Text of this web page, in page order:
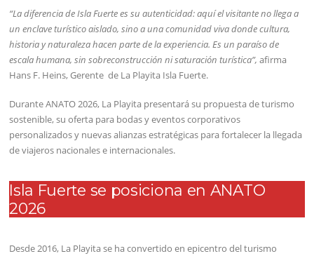
“La diferencia de Isla Fuerte es su autenticidad: aquí el visitante no llega a
un enclave turístico aislado, sino a una comunidad viva donde cultura,
historia y naturaleza hacen parte de la experiencia. Es un paraíso de
escala humana, sin sobreconstrucción ni saturación turística”, afirma
Hans F. Heins, Gerente de La Playita Isla Fuerte.
Durante ANATO 2026, La Playita presentará su propuesta de turismo
sostenible, su oferta para bodas y eventos corporativos
personalizados y nuevas alianzas estratégicas para fortalecer la llegada
de viajeros nacionales e internacionales.
Isla Fuerte se posiciona en ANATO
2026
Desde 2016, La Playita se ha convertido en epicentro del turismo